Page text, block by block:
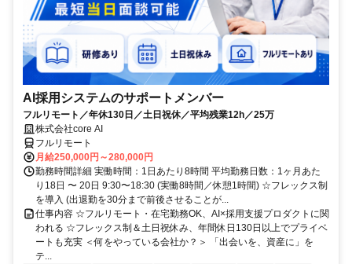
AI採用システムのサポートメンバー
フルリモート／年休130日／土日祝休／平均残業12h／25万
株式会社core AI
フルリモート
月給250,000円～280,000円
勤務時間詳細 実働時間：1日あたり8時間 平均勤務日数：1ヶ月あた
り18日 〜 20日 9:30〜18:30 (実働8時間／休憩1時間) ☆フレックス制
を導入 (出退勤を30分まで前後させることが...
仕事内容 ☆フルリモート・在宅勤務OK、AI×採用支援プロダクトに関
われる ☆フレックス制＆土日祝休み、年間休日130日以上でプライベ
ートも充実 ＜何をやっている会社か？＞ 「出会いを、資産に」を
テ...